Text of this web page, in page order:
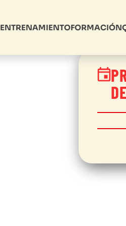
ENTRENAMIENTOFORMACIÓN